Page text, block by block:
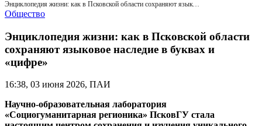
Энциклопедия жизни: как в Псковской области сохраняют языковое наследие в буквах и «цифре»
Общество
Энциклопедия жизни: как в Псковской области
сохраняют языковое наследие в буквах и
«цифре»
16:38, 03 июня 2026, ПАИ
Научно-образовательная лаборатория
«Социогуманитарная регионика» ПсковГУ стала